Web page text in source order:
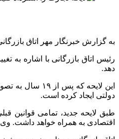
به گزارش خبرنگار مهر اتاق
رئیس اتاق بازرگانی با اشاره به
دهد.
دولتی ایجاد کرده است.
اقتصادی به همراه خواهد داشت.